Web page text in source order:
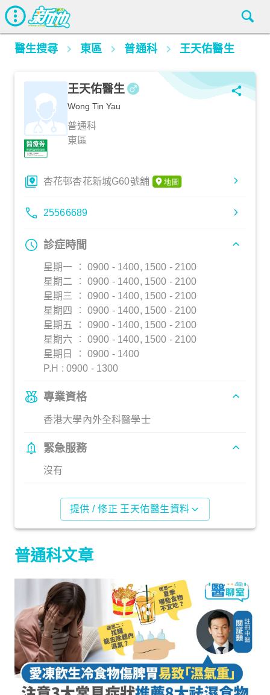
醫生搜尋 東區 普通科 王天佑醫生
王天佑醫生
Wong Tin Yau
普通科
東區
杏花邨杏花新城G60號舖
25566689
診症時間
星期一 ︰ 0900 - 1400, 1500 - 2100
星期二 ︰ 0900 - 1400, 1500 - 2100
星期三 ︰ 0900 - 1400, 1500 - 2100
星期四 ︰ 0900 - 1400, 1500 - 2100
星期五 ︰ 0900 - 1400, 1500 - 2100
星期六 ︰ 0900 - 1400, 1500 - 2100
星期日 ︰ 0900 - 1400
P.H : 0900 - 1300
專業資格
香港大學內外全科醫學士
緊急服務
沒有
提供 / 修正 王天佑醫生資料
普通科文章